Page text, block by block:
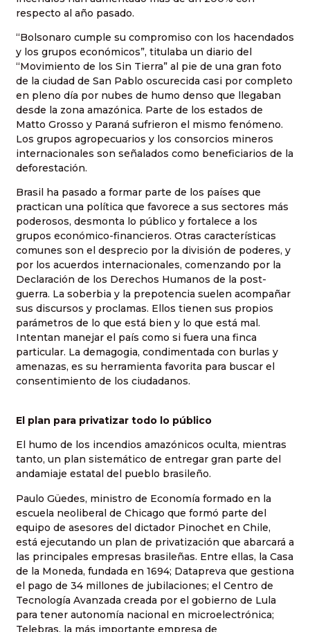
respecto al año pasado.
“Bolsonaro cumple su compromiso con los hacendados
y los grupos económicos”, titulaba un diario del
“Movimiento de los Sin Tierra” al pie de una gran foto
de la ciudad de San Pablo oscurecida casi por completo
en pleno día por nubes de humo denso que llegaban
desde la zona amazónica. Parte de los estados de
Matto Grosso y Paraná sufrieron el mismo fenómeno.
Los grupos agropecuarios y los consorcios mineros
internacionales son señalados como beneficiarios de la
deforestación.
Brasil ha pasado a formar parte de los países que
practican una política que favorece a sus sectores más
poderosos, desmonta lo público y fortalece a los
grupos económico-financieros. Otras características
comunes son el desprecio por la división de poderes, y
por los acuerdos internacionales, comenzando por la
Declaración de los Derechos Humanos de la post-
guerra. La soberbia y la prepotencia suelen acompañar
sus discursos y proclamas. Ellos tienen sus propios
parámetros de lo que está bien y lo que está mal.
Intentan manejar el país como si fuera una finca
particular. La demagogia, condimentada con burlas y
amenazas, es su herramienta favorita para buscar el
consentimiento de los ciudadanos.
El plan para privatizar todo lo público
El humo de los incendios amazónicos oculta, mientras
tanto, un plan sistemático de entregar gran parte del
andamiaje estatal del pueblo brasileño.
Paulo Güedes, ministro de Economía formado en la
escuela neoliberal de Chicago que formó parte del
equipo de asesores del dictador Pinochet en Chile,
está ejecutando un plan de privatización que abarcará a
las principales empresas brasileñas. Entre ellas, la Casa
de la Moneda, fundada en 1694; Datapreva que gestiona
el pago de 34 millones de jubilaciones; el Centro de
Tecnología Avanzada creada por el gobierno de Lula
para tener autonomía nacional en microelectrónica;
Telebras, la más importante empresa de